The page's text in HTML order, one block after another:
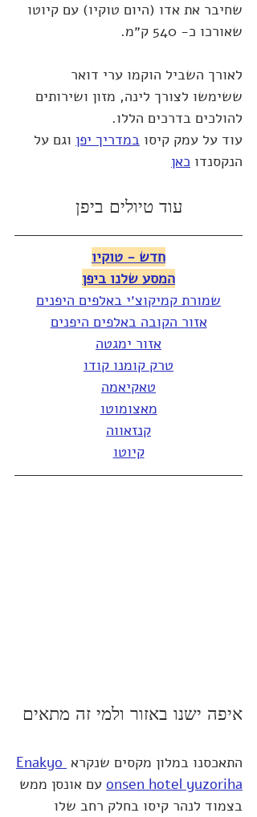
שחיבר את אדו (היום טוקיו) עם קיוטו
שאורכו כ- 540 ק״מ.
לאורך השביל הוקמו ערי דואר
ששימשו לצורך לינה, מזון ושירותים
להולכים בדרכים הללו.
עוד על עמק קיסו במדריך יפן וגם על
הנקסנדו כאן
עוד טיולים ביפן
חדש - טוקיו
המסע שלנו ביפן
שמורת קמיקוצ׳י באלפים היפנים
אזור הקובה באלפים היפנים
אזור ימגטה
טרק קומנו קודו
טאקיאמה
מאצומוטו
קנזאווה
קיוטו
איפה ישנו באזור ולמי זה מתאים
התאכסנו במלון מקסים שנקרא Enakyo
onsen hotel yuzoriha עם אונסן ממש
בצמוד לנהר קיסו בחלק רחב שלו